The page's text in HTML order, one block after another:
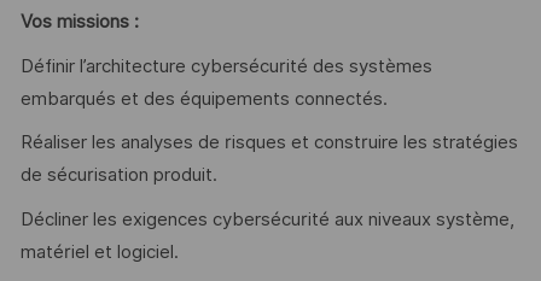
Vos missions :
Définir l’architecture cybersécurité des systèmes
embarqués et des équipements connectés.
Réaliser les analyses de risques et construire les stratégies
de sécurisation produit.
Décliner les exigences cybersécurité aux niveaux système,
matériel et logiciel.